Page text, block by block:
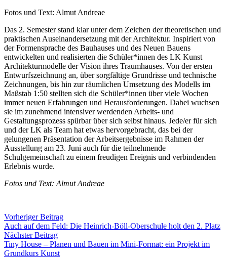
Fotos und Text: Almut Andreae
Das 2. Semester stand klar unter dem Zeichen der theoretischen und
praktischen Auseinandersetzung mit der Architektur. Inspiriert von
der Formensprache des Bauhauses und des Neuen Bauens
entwickelten und realisierten die Schüler*innen des LK Kunst
Architekturmodelle der Vision ihres Traumhauses. Von der ersten
Entwurfszeichnung an, über sorgfältige Grundrisse und technische
Zeichnungen, bis hin zur räumlichen Umsetzung des Modells im
Maßstab 1:50 stellten sich die Schüler*innen über viele Wochen
immer neuen Erfahrungen und Herausforderungen. Dabei wuchsen
sie im zunehmend intensiver werdenden Arbeits- und
Gestaltungsprozess spürbar über sich selbst hinaus. Jede/er für sich
und der LK als Team hat etwas hervorgebracht, das bei der
gelungenen Präsentation der Arbeitsergebnisse im Rahmen der
Ausstellung am 23. Juni auch für die teilnehmende
Schulgemeinschaft zu einem freudigen Ereignis und verbindenden
Erlebnis wurde.
Fotos und Text: Almut Andreae
Vorheriger Beitrag
Auch auf dem Feld: Die Heinrich-Böll-Oberschule holt den 2. Platz
Nächster Beitrag
Tiny House – Planen und Bauen im Mini-Format: ein Projekt im
Grundkurs Kunst